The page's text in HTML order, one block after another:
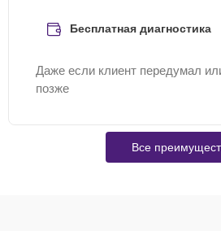
Бесплатная диагностика
Даже если клиент передумал
позже
Все